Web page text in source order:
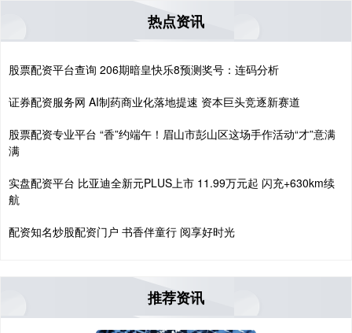
热点资讯
股票配资平台查询 206期暗皇快乐8预测奖号：连码分析
证券配资服务网 AI制药商业化落地提速 资本巨头竞逐新赛道
股票配资专业平台 “香”约端午！眉山市彭山区这场手作活动“才”意满
满
实盘配资平台 比亚迪全新元PLUS上市 11.99万元起 闪充+630km续
航
配资知名炒股配资门户 书香伴童行 阅享好时光
推荐资讯